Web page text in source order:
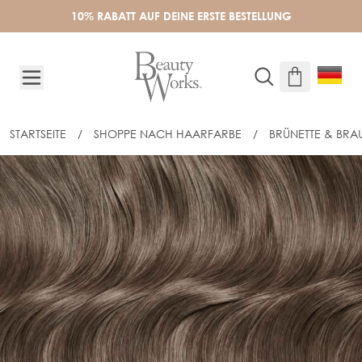
10% RABATT AUF DEINE ERSTE BESTELLUNG
STARTSEITE / SHOPPE NACH HAARFARBE / BRÜNETTE &
55CM CELEBRITY CHOICE® SLIM-LINE